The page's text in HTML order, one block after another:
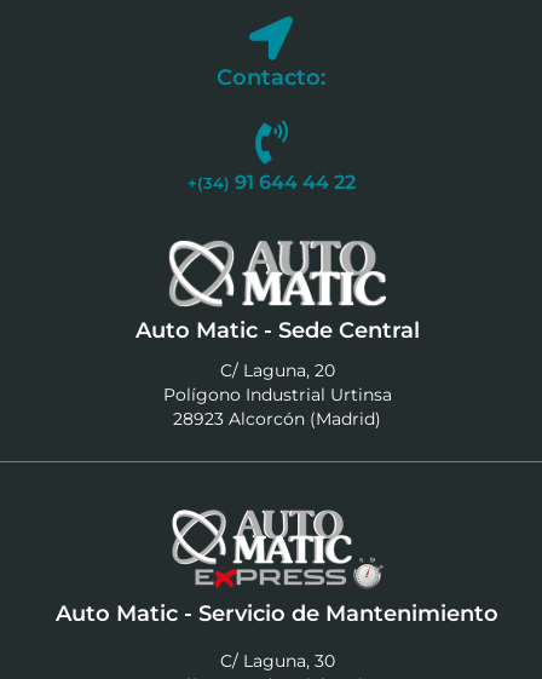
Contacto:
+(34) 91 644 44 22
Auto Matic - Sede Central
C/ Laguna, 20
Polígono Industrial Urtinsa
28923 Alcorcón (Madrid)
Auto Matic - Servicio de Mantenimiento
C/ Laguna, 30